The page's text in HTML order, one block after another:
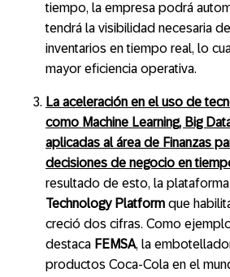
tiempo, la empresa podrá
tendrá la visibilidad necesaria
inventarios en tiempo real, lo
mayor eficiencia operativa.
La aceleración en el uso de
como Machine Learning, Big
aplicadas al área de Finanzas
decisiones de negocio en
resultado de esto, la plataforma
Technology Platform que
creció dos cifras. Como
destaca FEMSA, la
productos Coca-Cola en el